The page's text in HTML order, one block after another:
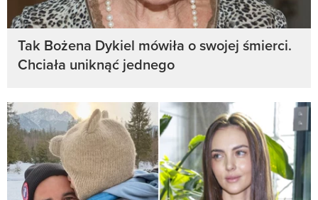
Tak Bożena Dykiel mówiła o swojej śmierci.
Chciała uniknąć jednego